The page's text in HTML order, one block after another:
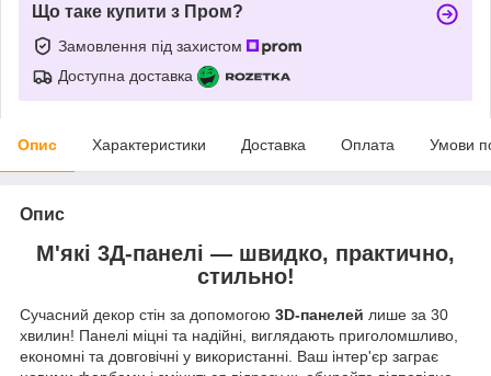
Що таке купити з Пром?
Замовлення під захистом
Доступна доставка
Опис Характеристики Доставка Оплата Умови
Опис
М'які 3Д-панелі — швидко, практично,
стильно!
Сучасний декор стін за допомогою 3D-панелей лише за 30
хвилин! Панелі міцні та надійні, виглядають приголомшливо,
економні та довговічні у використанні. Ваш інтер'єр заграє